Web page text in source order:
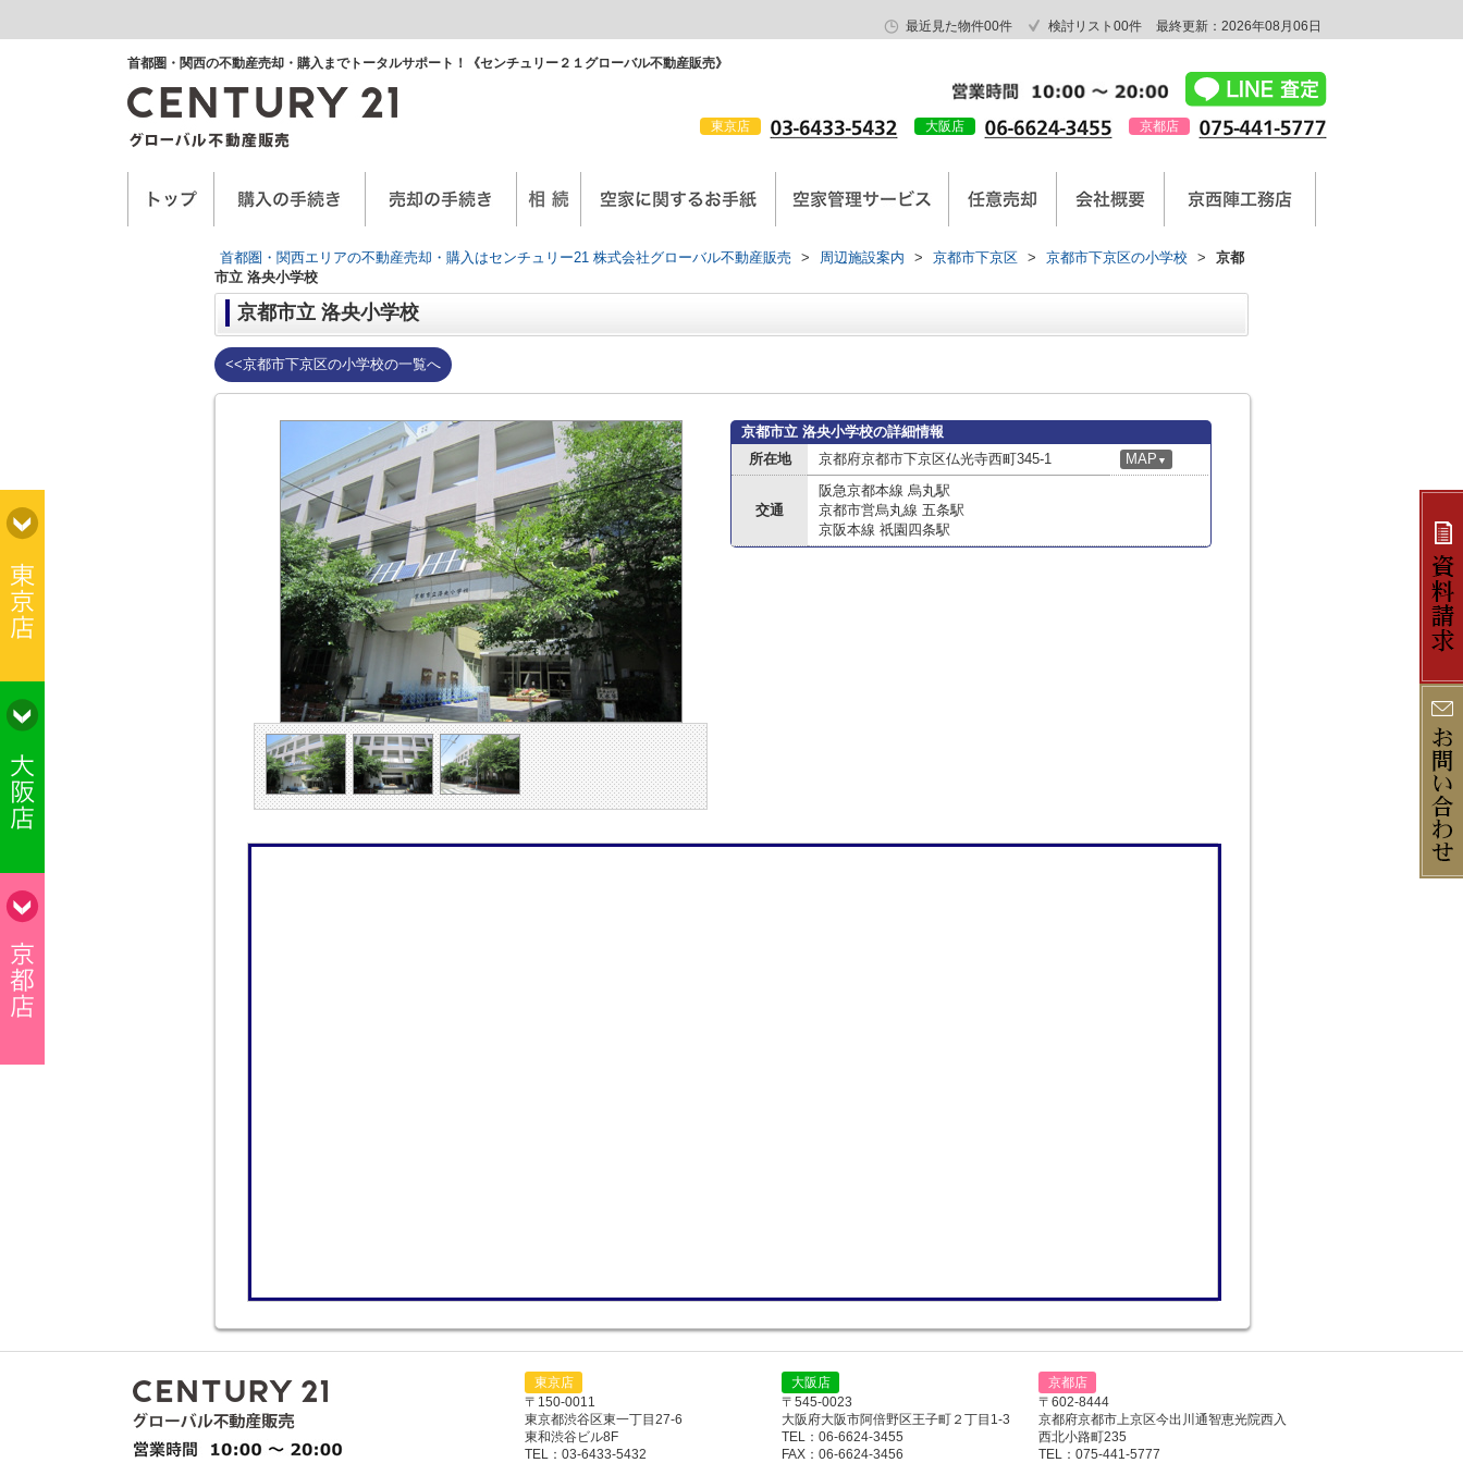
最近見た物件00件 検討リスト 00件 最終更新：2026年08月06日
首都圏・関西の不動産売却・購入までトータルサポート！《センチュリー２１グローバル不動産販売》
東京店 大阪店 京都店
首都圏・関西エリアの不動産売却・購入はセンチュリー21 株式会社グローバル不動産販売 > 周辺施設案内 > 京都市下京区 > 京都市下京区の小学校 >
京都
市立 洛央小学校
京都市立 洛央小学校
<<京都市下京区の小学校の一覧へ
京都市立 洛央小学校の詳細情報
所在地
京都府京都市下京区仏光寺西町345-1 MAP ▼
交通
阪急京都本線 烏丸駅
京都市営烏丸線 五条駅
京阪本線 祇園四条駅
東京店
〒150-0011
東京都渋谷区東一丁目27-6
東和渋谷ビル8F
TEL：03-6433-5432
大阪店
〒545-0023
大阪府大阪市阿倍野区王子町２丁目1-3
TEL：06-6624-3455
FAX：06-6624-3456
京都店
〒602-8444
京都府京都市上京区今出川通智恵光院西入
西北小路町235
TEL：075-441-5777